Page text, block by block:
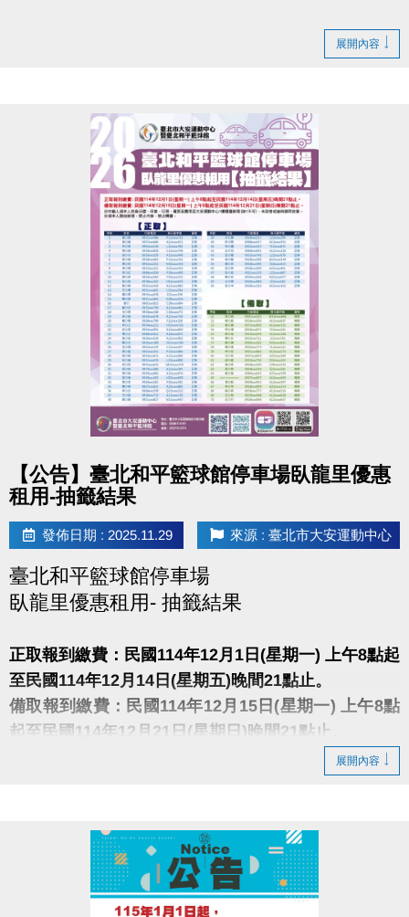
假日（週六、日）50元/時
全程以半小時計
展開內容
【公告】臺北和平籃球館停車場臥龍里優惠
租用-抽籤結果
發佈日期 : 2025.11.29 來源 : 臺北市大安運動中心
臺北和平籃球館停車場
臥龍里優惠租用- 抽籤結果
正取報到繳費：民國114年12月1日(星期一) 上午8點起
至民國114年12月14日(星期五)晚間21點止。
備取報到繳費：民國114年12月15日(星期一) 上午8點
起至民國114年12月21日(星期日)晚間21點止。
※須本人親自辦理，禁止代辦、禁止轉讓。
展開內容